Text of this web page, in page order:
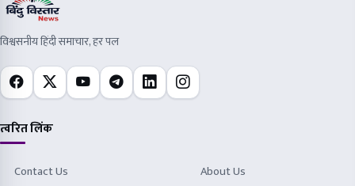
विश्वसनीय हिंदी समाचार, हर पल
त्वरित लिंक
Contact Us
About Us